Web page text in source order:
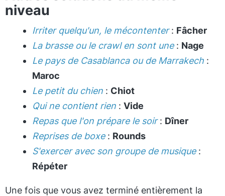
niveau
Irriter quelqu'un, le mécontenter: Fâcher
La brasse ou le crawl en sont une: Nage
Le pays de Casablanca ou de Marrakech :
Maroc
Le petit du chien : Chiot
Qui ne contient rien : Vide
Repas que l'on prépare le soir: Dîner
Reprises de boxe: Rounds
S'exercer avec son groupe de musique:
Répéter
Une fois que vous avez terminé entièrement la